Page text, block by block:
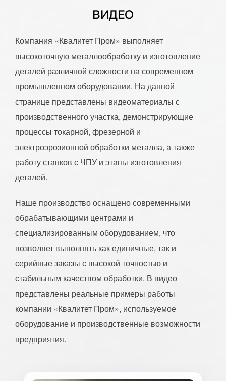
ВИДЕО
Компания «Квалитет Пром» выполняет
высокоточную металлообработку и изготовление
деталей различной сложности на современном
промышленном оборудовании. На данной
странице представлены видеоматериалы с
производственного участка, демонстрирующие
процессы токарной, фрезерной и
электроэрозионной обработки металла, а также
работу станков с ЧПУ и этапы изготовления
деталей.
Наше производство оснащено современными
обрабатывающими центрами и
специализированным оборудованием, что
позволяет выполнять как единичные, так и
серийные заказы с высокой точностью и
стабильным качеством обработки. В видео
представлены реальные примеры работы
компании «Квалитет Пром», используемое
оборудование и производственные возможности
предприятия.